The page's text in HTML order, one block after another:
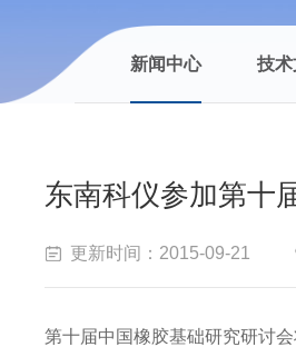
新闻中心 技
东南科仪参加第十
更新时间：2015-09-21
第十届中国橡胶基础研究研讨